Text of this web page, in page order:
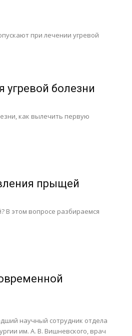
при лечении угревой
болезни
как вылечить первую
прыщей
этом вопросе разбираемся
научный сотрудник отдела
им. А. В. Вишневского, врач